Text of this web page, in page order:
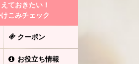
ておきたい！
こみチェック
クーポン
お役立ち情報